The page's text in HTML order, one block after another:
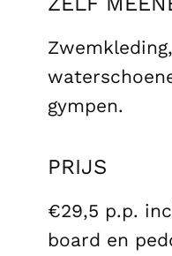
gympen.
PRIJS
€29,5 p.p.
board en